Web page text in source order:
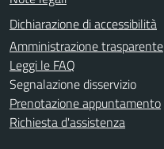
Dichiarazione di accessibilità
Amministrazione trasparente
Leggi le FAQ
Segnalazione disservizio
Prenotazione appuntamento
Richiesta d'assistenza